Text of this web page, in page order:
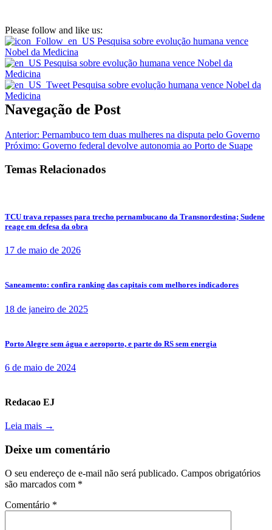
Please follow and like us:
Navegação de Post
Anterior: Pernambuco tem duas mulheres na disputa pelo Governo
Próximo: Governo federal devolve autonomia ao Porto de Suape
Temas Relacionados
TCU trava repasses para trecho pernambucano da Transnordestina; Sudene
reage em defesa da obra
17 de maio de 2026
Saneamento: confira ranking das capitais com melhores indicadores
18 de janeiro de 2025
Porto Alegre sem água e aeroporto, e parte do RS sem energia
6 de maio de 2024
Redacao EJ
Leia mais →
Deixe um comentário
O seu endereço de e-mail não será publicado. Campos obrigatórios
são marcados com *
Comentário *